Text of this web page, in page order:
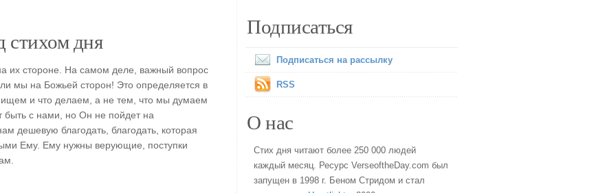
стихом дня
их стороне. На самом деле, важный вопрос
мы на Божьей сторон! Это определяется в
и что делаем, а не тем, что мы думаем
быть с нами, но Он не пойдет на
дешевую благодать, благодать, которая
Ему. Ему нужны верующие, поступки
Подписаться
Подписаться на рассылку
RSS
О нас
Стих дня читают более 250 000 людей
каждый месяц. Ресурс VerseoftheDay.com был
запущен в 1998 г. Беном Стридом и стал